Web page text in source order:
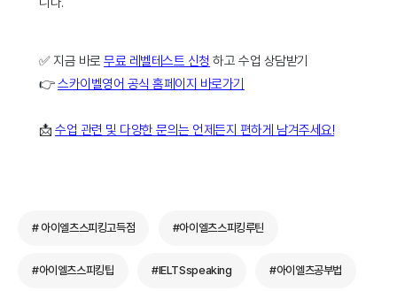
✅ 지금 바로무료 레벨테스트 신청 하고 수업 상담받기
👉스카이벨영어 공식 홈페이지 바로가기
📩수업 관련 및 다양한 문의는 언제든지 편하게 남겨주세요!
# 아이엘츠스피킹고득점 #아이엘츠스피킹루틴
#아이엘츠스피킹팁 #IELTSspeaking #아이엘츠공부법